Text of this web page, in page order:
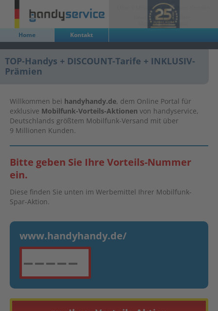
Home Kontakt
TOP-Handys + DISCOUNT-Tarife + INKLUSIV-
Prämien
Willkommen bei handyhandy.de, dem Online Portal für
exklusive Mobilfunk-Vorteils-Aktionen von handyservice,
Deutschlands größtem Mobilfunk-Versand mit über
9 Millionen Kunden.
Bitte geben Sie Ihre Vorteils-Nummer
ein.
Diese finden Sie unten im Werbemittel Ihrer Mobilfunk-
Spar-Aktion.
www.handyhandy.de